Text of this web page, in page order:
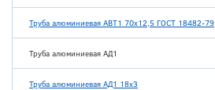
Труба алюминиевая АВТ1 70х12,5 ГОСТ 18482-79
Труба алюминиевая АД1
Труба алюминиевая АД1 18х3